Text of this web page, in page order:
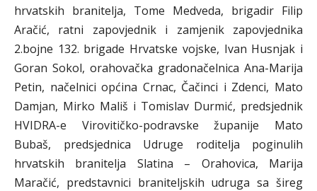
hrvatskih branitelja, Tome Medveda, brigadir Filip
Aračić, ratni zapovjednik i zamjenik zapovjednika
2.bojne 132. brigade Hrvatske vojske, Ivan Husnjak i
Goran Sokol, orahovačka gradonačelnica Ana-Marija
Petin, načelnici općina Crnac, Čačinci i Zdenci, Mato
Damjan, Mirko Mališ i Tomislav Durmić, predsjednik
HVIDRA-e Virovitičko-podravske županije Mato
Bubaš, predsjednica Udruge roditelja poginulih
hrvatskih branitelja Slatina – Orahovica, Marija
Maračić, predstavnici braniteljskih udruga sa šireg